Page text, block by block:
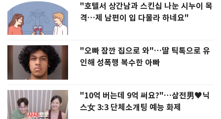
"호텔서 상간남과 스킨십 나눈 시누이 목
격…제 남편이 입 다물라 하네요"
"오빠 잠깐 집으로 와"…딸 틱톡으로 유
인해 성폭행 복수한 아빠
"10억 버는데 9억 써요?"…삼전男♥닉
스女 3:3 단체소개팅 예능 화제